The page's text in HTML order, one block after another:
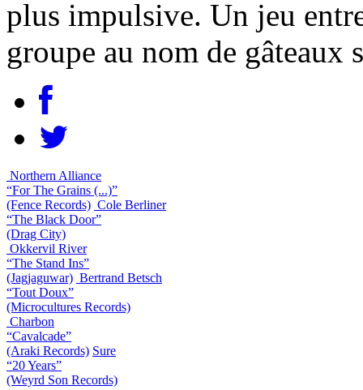
plus impulsive. Un jeu
groupe au nom de gâteaux
Northern Alliance
“For The Grains (...)”
(Fence Records) Cole Berliner
“The Black Door”
(Drag City)
Okkervil River
“The Stand Ins”
(Jagjaguwar) Bertrand Betsch
“Tout Doux”
(Microcultures Records)
Charbon
“Cavalcade”
(Araki Records) Sure
“20 Years”
(Weyrd Son Records)